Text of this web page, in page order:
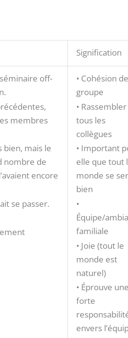
Signification
off-
membres
bien, mais le
nombre de
encore
se passer.
• Cohésion de
groupe
• Rassembler
tous les
collègues
• Important
elle que tout
monde se
bien
•
Équipe/
familiale
• Joie (tout le
monde est
naturel)
• Éprouve une
forte
envers